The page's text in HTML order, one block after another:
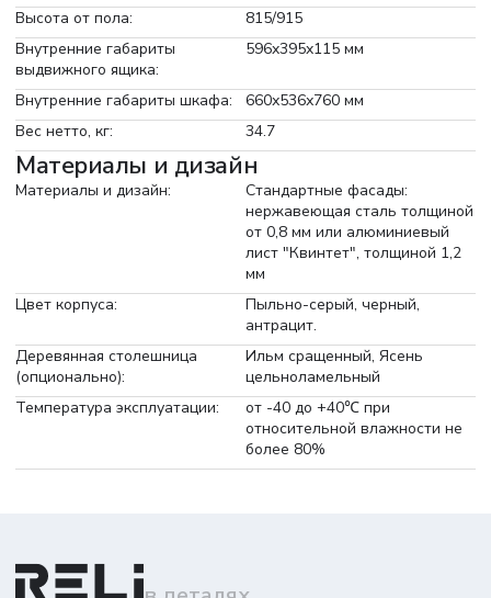
Высота от пола:
815/915
Внутренние габариты
выдвижного ящика:
596x395x115 мм
Внутренние габариты шкафа:
660х536х760 мм
Вес нетто, кг:
34.7
Материалы и дизайн
Материалы и дизайн:
Стандартные фасады:
нержавеющая сталь толщиной
от 0,8 мм или алюминиевый
лист "Квинтет", толщиной 1,2
мм
Цвет корпуса:
Пыльно-серый, черный,
антрацит.
Деревянная столешница
(опционально):
Ильм сращенный, Ясень
цельноламельный
Температура эксплуатации:
от -40 до +40℃ при
относительной влажности не
более 80%